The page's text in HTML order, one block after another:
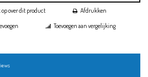
over dit product
Afdrukken
Toevoegen aan vergelijking